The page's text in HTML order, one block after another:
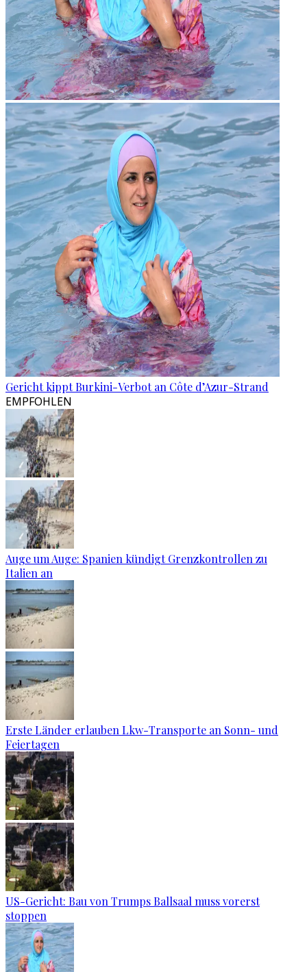
Gericht kippt Burkini-Verbot an Côte d’Azur-Strand
EMPFOHLEN
Auge um Auge: Spanien kündigt Grenzkontrollen zu
Italien an
Erste Länder erlauben Lkw-Transporte an Sonn- und
Feiertagen
US-Gericht: Bau von Trumps Ballsaal muss vorerst
stoppen